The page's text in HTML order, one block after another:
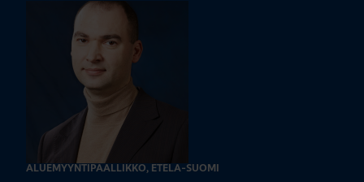
ALUEMYYNTIPÄÄLLIKKÖ, ETELÄ-SUOMI